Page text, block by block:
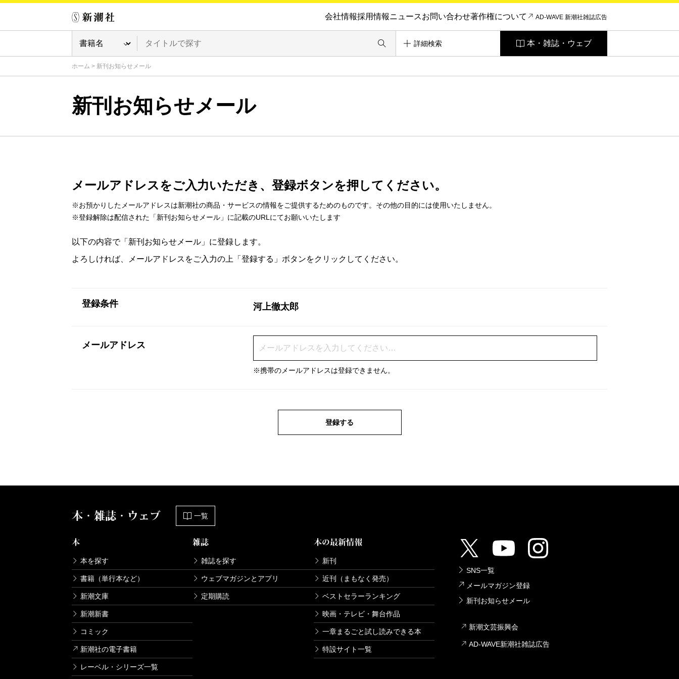
会社情報採用情報ニュースお問い合わせ著作権について AD-WAVE 新潮社雑誌広告
詳細検索 本・雑誌・ウェブ
ホーム > 新刊お知らせメール
新刊お知らせメール
メールアドレスをご入力いただき、登録ボタンを押してください。
※お預かりしたメールアドレスは新潮社の商品・サービスの情報をご提供するためのものです。その他の目的には使用いたしません。
※登録解除は配信された「新刊お知らせメール」に記載のURLにてお願いいたします
以下の内容で「新刊お知らせメール」に登録します。
よろしければ、メールアドレスをご入力の上「登録する」ボタンをクリックしてください。
登録条件 河上徹太郎
メールアドレス
※携帯のメールアドレスは登録できません。
登録する
本・雑誌・ウェブ 一覧
本
本を探す
書籍（単行本など）
新潮文庫
新潮新書
コミック
新潮社の電子書籍
レーベル・シリーズ一覧
雑誌
雑誌を探す
ウェブマガジンとアプリ
定期購読
本の最新情報
新刊
近刊（まもなく発売）
ベストセラーランキング
映画・テレビ・舞台作品
一章まるごと試し読みできる本
特設サイト一覧
SNS一覧
メールマガジン登録
新刊お知らせメール
新潮文芸振興会
AD-WAVE新潮社雑誌広告